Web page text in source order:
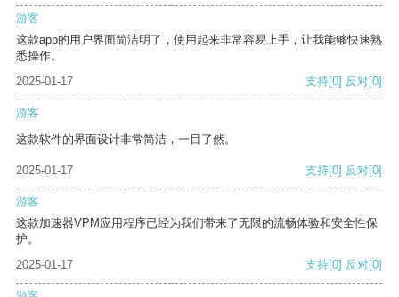
游客
这款app的用户界面简洁明了，使用起来非常容易上手，让我能够快速熟
悉操作。
2025-01-17
支持[0] 反对[0]
游客
这款软件的界面设计非常简洁，一目了然。
2025-01-17 支持[0] 反对[0]
游客
这款加速器VPM应用程序已经为我们带来了无限的流畅体验和安全性保
护。
2025-01-17
支持[0] 反对[0]